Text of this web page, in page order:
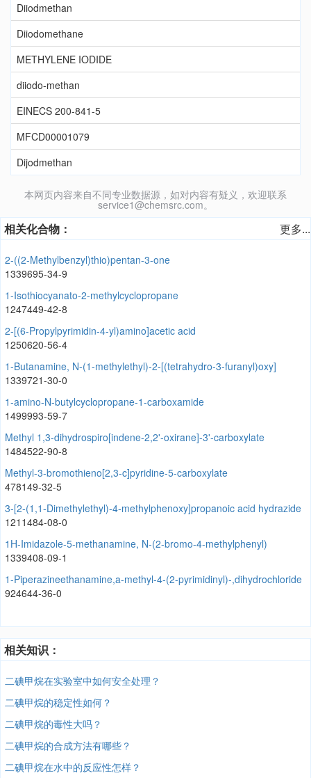
Diiodmethan
Diiodomethane
METHYLENE IODIDE
diiodo-methan
EINECS 200-841-5
MFCD00001079
Dijodmethan
本网页内容来自不同专业数据源，如对内容有疑义，欢迎联系
service1@chemsrc.com。
相关化合物： 更多...
2-((2-Methylbenzyl)thio)pentan-3-one
1339695-34-9
1-Isothiocyanato-2-methylcyclopropane
1247449-42-8
2-[(6-Propylpyrimidin-4-yl)amino]acetic acid
1250620-56-4
1-Butanamine, N-(1-methylethyl)-2-[(tetrahydro-3-furanyl)oxy]
1339721-30-0
1-amino-N-butylcyclopropane-1-carboxamide
1499993-59-7
Methyl 1,3-dihydrospiro[indene-2,2'-oxirane]-3'-carboxylate
1484522-90-8
Methyl-3-bromothieno[2,3-c]pyridine-5-carboxylate
478149-32-5
3-[2-(1,1-Dimethylethyl)-4-methylphenoxy]propanoic acid hydrazide
1211484-08-0
1H-Imidazole-5-methanamine, N-(2-bromo-4-methylphenyl)
1339408-09-1
1-Piperazineethanamine,a-methyl-4-(2-pyrimidinyl)-,dihydrochloride
924644-36-0
相关知识：
二碘甲烷在实验室中如何安全处理？
二碘甲烷的稳定性如何？
二碘甲烷的毒性大吗？
二碘甲烷的合成方法有哪些？
二碘甲烷在水中的反应性怎样？